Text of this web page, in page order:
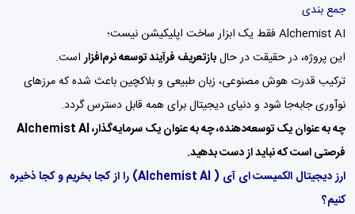
جمع بندی
Alchemist AI فقط یک ابزار ساخت اپلیکیشن نیست؛
این پروژه، در حقیقت در حالبازتعریف فرآیند توسعه نرم‌افزاراست.
ترکیب قدرت هوش مصنوعی، زبان طبیعی و بلاکچین باعث شده که مرزهای
نوآوری جابه‌جا شود و دنیای دیجیتال برای همه قابل دسترس گردد.
چه به عنوان یک توسعه‌دهنده، چه به عنوان یک سرمایه‌گذار، Alchemist AI
فرصتی است که نباید از دست بدهید.
ارز دیجیتال الکمیست ای آی ( Alchemist AI)
را از کجا بخریم و کجا ذخیره
کنیم؟